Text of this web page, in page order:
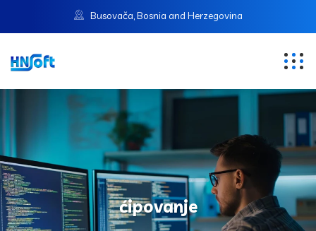
Busovača, Bosnia and Herzegovina
ćipovanje